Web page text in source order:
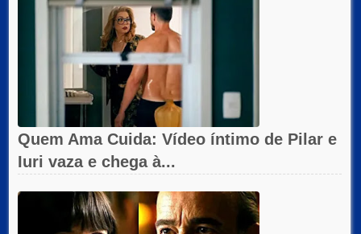
Quem Ama Cuida: Vídeo íntimo de Pilar e
Iuri vaza e chega à...